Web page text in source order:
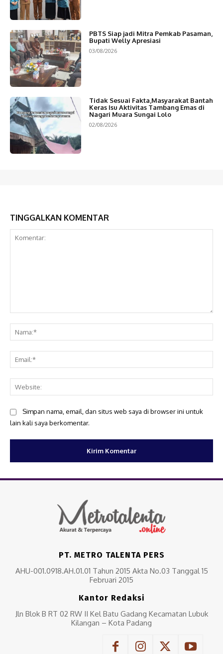
PBTS Siap jadi Mitra Pemkab Pasaman,
Bupati Welly Apresiasi
03/08/2026
Tidak Sesuai Fakta,Masyarakat Bantah
Keras Isu Aktivitas Tambang Emas di
Nagari Muara Sungai Lolo
02/08/2026
TINGGALKAN KOMENTAR
Simpan nama, email, dan situs web saya di browser ini untuk
lain kali saya berkomentar.
PT. METRO TALENTA PERS
AHU-001.0918.AH.01.01 Tahun 2015 Akta No.03 Tanggal 15
Februari 2015
Kantor Redaksi
Jln Blok B RT 02 RW II Kel Batu Gadang Kecamatan Lubuk
Kilangan – Kota Padang